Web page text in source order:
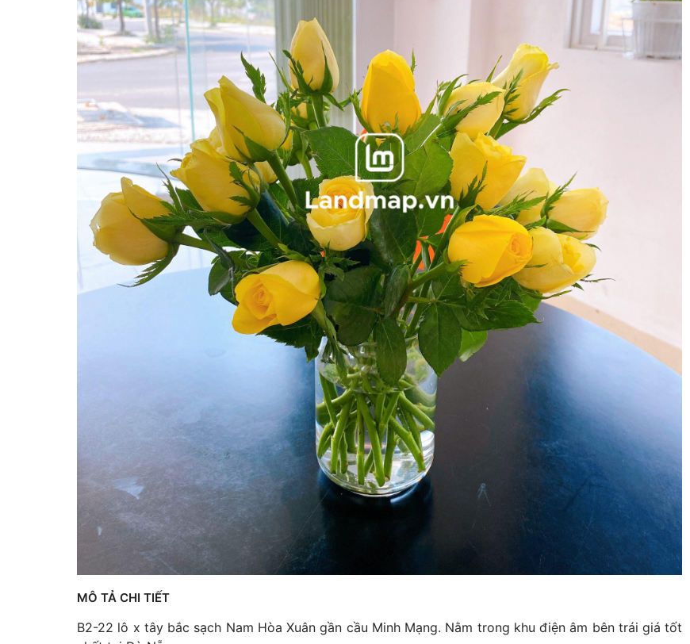
MÔ TẢ CHI TIẾT
B2-22 lô x tây bắc sạch Nam Hòa Xuân gần cầu Minh Mạng. Nằm trong khu điện âm bên trái giá tốt